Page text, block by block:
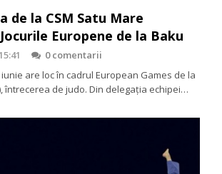
de la CSM Satu Mare
Europene de la Baku
0 comentarii
are loc în cadrul European Games de la
întrecerea de judo. Din delegația echipei…